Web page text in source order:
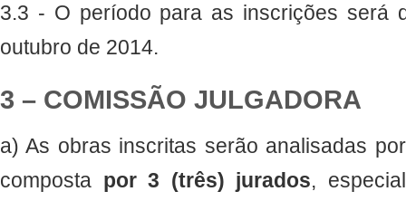
3.3 - O período para as inscrições será
outubro de 2014.
3 – COMISSÃO JULGADORA
a) As obras inscritas serão analisadas
composta por 3 (três) jurados,